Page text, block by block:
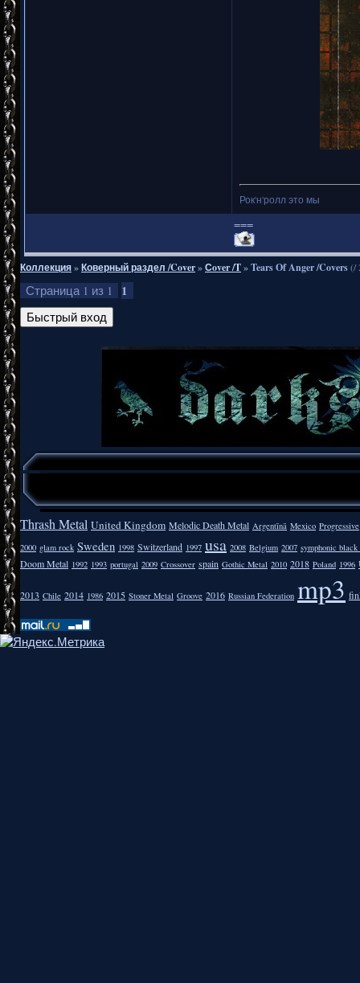
Рок'н'ролл это мы
===
Коллекция»Коверный раздел /Cover»Сover /T»Tears Of Anger /Covers(/
Страница 1 из 1 1
Thrash Metal United Kingdom Melodic Death Metal Argentīnā Mexico Progressive
2000 glam rock Sweden 1998 Switzerland 1997 usa 2008 Belgium 2007 symphonic
Doom Metal 1992 1993 portugal 2009 Crossover spain Gothic Metal 2010 2018 Poland 1996
2013 Chile 2014 1986 2015 Stoner Metal Groove 2016 Russian Federation mp3